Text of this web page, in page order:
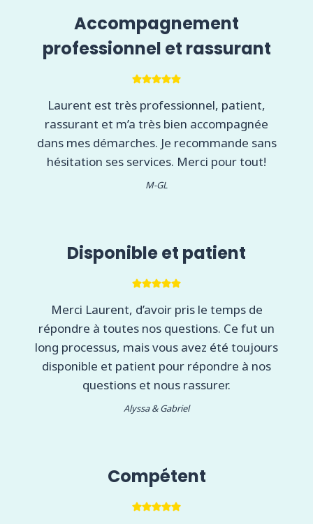
Accompagnement
professionnel et rassurant
Laurent est très professionnel, patient,
rassurant et m’a très bien accompagnée
dans mes démarches. Je recommande sans
hésitation ses services. Merci pour tout!
M-GL
Disponible et patient
Merci Laurent, d’avoir pris le temps de
répondre à toutes nos questions. Ce fut un
long processus, mais vous avez été toujours
disponible et patient pour répondre à nos
questions et nous rassurer.
Alyssa & Gabriel
Compétent